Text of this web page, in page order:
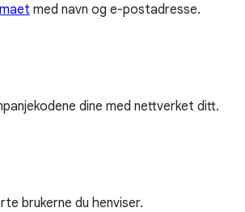
med navn og e-postadresse.
dine med nettverket ditt.
brukerne du henviser.